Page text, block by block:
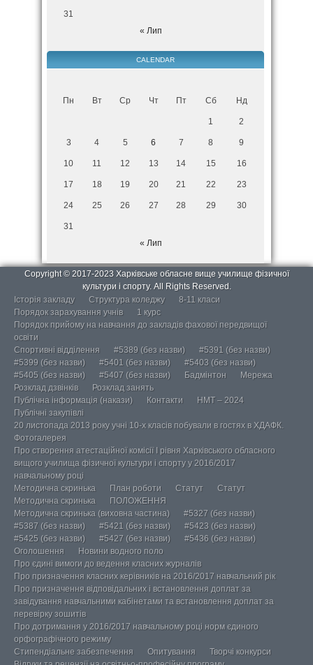
31
« Лип
CALENDAR
Пн Вт Ср Чт Пт Сб Нд
1 2
3 4 5 6 7 8 9
10 11 12 13 14 15 16
17 18 19 20 21 22 23
24 25 26 27 28 29 30
31
« Лип
Copyright © 2017-2023 Харківське обласне вище училище фізичної
культури і спорту. All Rights Reserved.
Історія закладу
Структура коледжу
8-11 класи
Порядок зарахування учнів
1 курс
Порядок прийому на навчання до закладів фахової передвищої
освіти
Спортивні відділення
#5389 (без назви)
#5391 (без назви)
#5399 (без назви)
#5401 (без назви)
#5403 (без назви)
#5405 (без назви)
#5407 (без назви) Бадмінтон
Мережа
Розклад дзвінків
Розклад занять
Публічна інформація (накази)
Контакти
НМТ – 2024
Публічні закупівлі
20 листопада 2013 року учні 10-х класів побували в гостях в ХДАФК.
Фотогалерея
Про створення атестаційної комісії І рівня Харківського обласного
вищого училища фізичної культури і спорту у 2016/2017
навчальному році
Методична скринька
План роботи Статут
Статут
Методична скринька
ПОЛОЖЕННЯ
Методична скринька (виховна частина)
#5327 (без назви)
#5387 (без назви)
#5421 (без назви)
#5423 (без назви)
#5425 (без назви)
#5427 (без назви)
#5436 (без назви)
Оголошення
Новини водного поло
Про єдині вимоги до ведення класних журналів
Про призначення класних керівників на 2016/2017 навчальний рік
Про призначення відповідальних і встановлення доплат за
завідування навчальними кабінетами та встановлення доплат за
перевірку зошитів
Про дотримання у 2016/2017 навчальному році норм єдиного
орфографічного режиму
Стипендіальне забезпечення
Опитування
Творчі конкурси